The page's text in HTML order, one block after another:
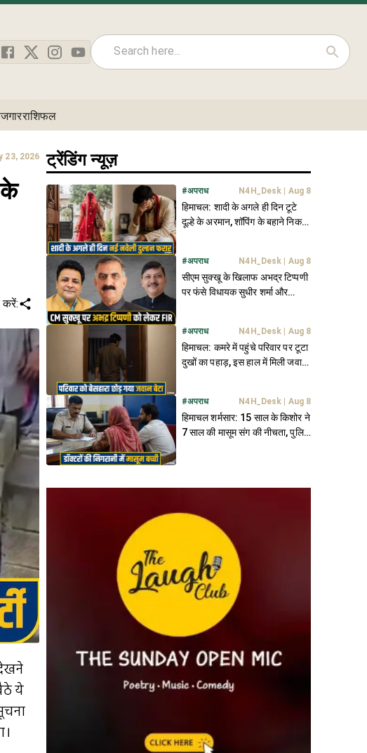
राशिफल
23, 2026
के
करें:
ये
ट्रेंडिंग न्यूज़
#अपराध N4H_Desk Aug 8
हिमाचल: शादी के अगले ही दिन टूटे
दूल्हे के अरमान, शॉपिंग के बहाने निकली
#अपराध N4H_Desk Aug 8
सीएम सुक्खू के खिलाफ अभद्र टिप्पणी
पर फंसे विधायक सुधीर शर्मा और
#अपराध N4H_Desk Aug 8
हिमाचल: कमरे में पहुंचे परिवार पर टूटा
दुखों का पहाड़, इस हाल में मिली जवान
#अपराध N4H_Desk Aug 8
हिमाचल शर्मसार: 15 साल के किशोर ने
7 साल की मासूम संग की नीचता, पुलिस